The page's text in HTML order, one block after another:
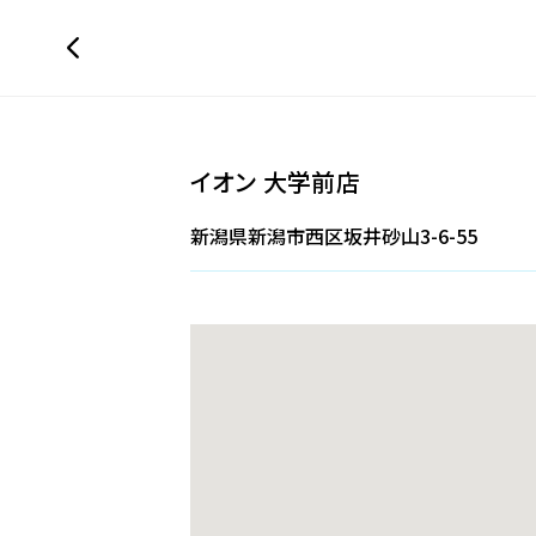
イオン 大学前店
新潟県新潟市西区坂井砂山3-6-55